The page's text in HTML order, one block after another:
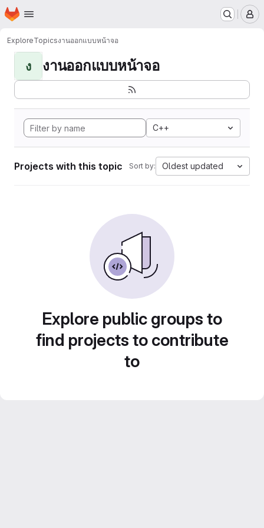
Skip to main content
Homepage
ExploreTopicsงานออกแบบหน้าจอ
ง งานออกแบบหน้าจอ
C++
Projects with this topic Sort by: Oldest updated
Explore public groups to
find projects to contribute
to